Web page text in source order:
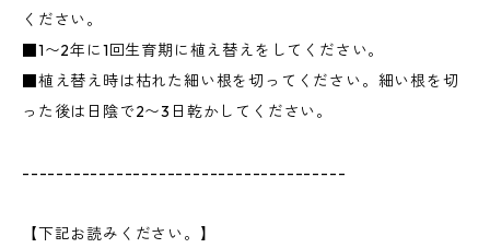
ください。
■1〜2年に1回生育期に植え替えをしてください。
■植え替え時は枯れた細い根を切ってください。細い根を切
った後は日陰で2〜3日乾かしてください。
--------------------------------------
【下記お読みください。】